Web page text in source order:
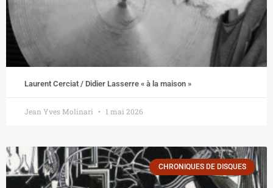
Laurent Cerciat / Didier Lasserre « à la maison »
Jean Yves Molinari 1 mai 2026
CHRONIQUES DE DISQUES